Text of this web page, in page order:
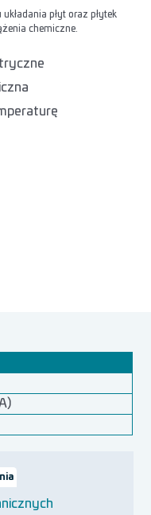
płyt oraz płytek
chemiczne.